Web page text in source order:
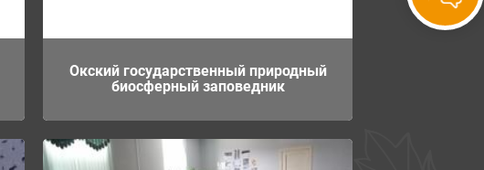
Окский государственный природный
биосферный заповедник